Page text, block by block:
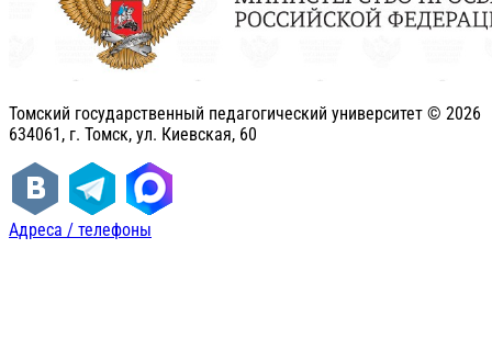
Томский государственный педагогический университет © 2026
634061, г. Томск, ул. Киевская, 60
Адреса / телефоны